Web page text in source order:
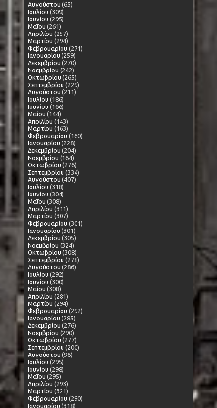
Αυγούστου (65)
Ιουλίου (309)
Ιουνίου (295)
Μαΐου (261)
Απριλίου (257)
Μαρτίου (294)
Φεβρουαρίου (271)
Ιανουαρίου (259)
Δεκεμβρίου (270)
Νοεμβρίου (242)
Οκτωβρίου (265)
Σεπτεμβρίου (229)
Αυγούστου (211)
Ιουλίου (186)
Ιουνίου (166)
Μαΐου (144)
Απριλίου (143)
Μαρτίου (163)
Φεβρουαρίου (160)
Ιανουαρίου (228)
Δεκεμβρίου (204)
Νοεμβρίου (164)
Οκτωβρίου (276)
Σεπτεμβρίου (334)
Αυγούστου (407)
Ιουλίου (318)
Ιουνίου (304)
Μαΐου (308)
Απριλίου (311)
Μαρτίου (307)
Φεβρουαρίου (301)
Ιανουαρίου (301)
Δεκεμβρίου (305)
Νοεμβρίου (324)
Οκτωβρίου (308)
Σεπτεμβρίου (278)
Αυγούστου (286)
Ιουλίου (292)
Ιουνίου (300)
Μαΐου (308)
Απριλίου (281)
Μαρτίου (294)
Φεβρουαρίου (292)
Ιανουαρίου (285)
Δεκεμβρίου (276)
Νοεμβρίου (290)
Οκτωβρίου (277)
Σεπτεμβρίου (200)
Αυγούστου (96)
Ιουλίου (295)
Ιουνίου (298)
Μαΐου (295)
Απριλίου (293)
Μαρτίου (321)
Φεβρουαρίου (290)
Ιανουαρίου (318)